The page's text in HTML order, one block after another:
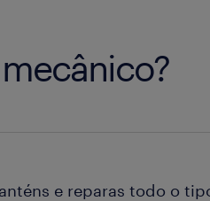
e reparas todo o